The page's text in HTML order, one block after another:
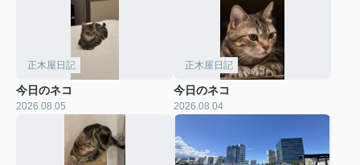
正木屋日記
今日のネコ
2026.08.05
正木屋日記
今日のネコ
2026.08.04